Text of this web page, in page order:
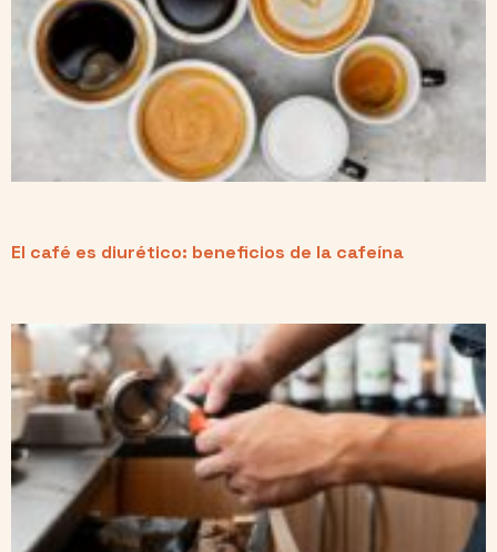
El café es diurético: beneficios de la cafeína